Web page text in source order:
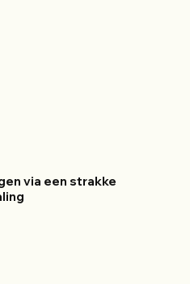
via een strakke